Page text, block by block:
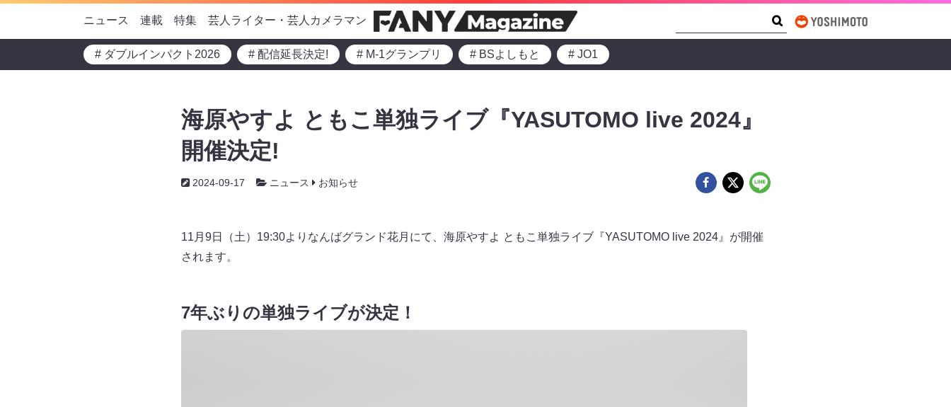
ニュース 連載 特集 芸人ライター・芸人カメラマン
# ダブルインパクト2026 # 配信延長決定! # M-1グランプリ # BSよしもと # JO1
海原やすよ ともこ単独ライブ『YASUTOMO live 2024』
開催決定!
2024-09-17 ニュース お知らせ
11月9日（土）19:30よりなんばグランド花月にて、海原やすよ ともこ単独ライブ『YASUTOMO live 2024』が開催
されます。
7年ぶりの単独ライブが決定！